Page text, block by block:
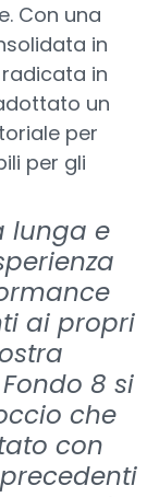
Con una
in
in
un
per
per gli
lunga e
ai propri
8 si
che
con